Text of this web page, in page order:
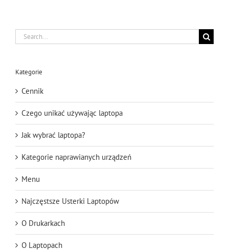
Search
for:
Kategorie
Cennik
Czego unikać używając laptopa
Jak wybrać laptopa?
Kategorie naprawianych urządzeń
Menu
Najczęstsze Usterki Laptopów
O Drukarkach
O Laptopach